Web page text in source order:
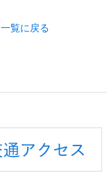
一覧に戻る